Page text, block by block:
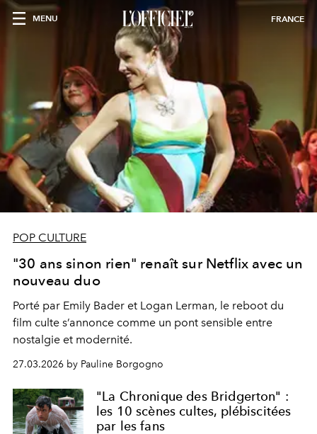
MENU FRANCE
POP CULTURE
"30 ans sinon rien" renaît sur Netflix avec un
nouveau duo
Porté par Emily Bader et Logan Lerman, le reboot du
film culte s’annonce comme un pont sensible entre
nostalgie et modernité.
27.03.2026 by Pauline Borgogno
"La Chronique des Bridgerton" :
les 10 scènes cultes, plébiscitées
par les fans